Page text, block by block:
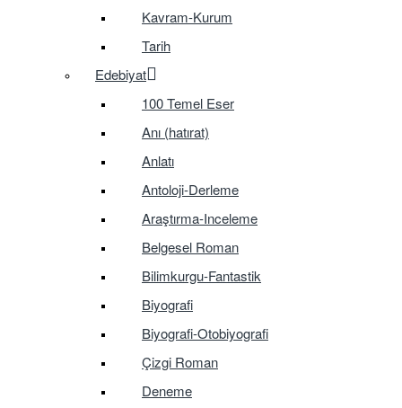
Kavram-Kurum
Tarih
Edebiyat
100 Temel Eser
Anı (hatırat)
Anlatı
Antoloji-Derleme
Araştırma-Inceleme
Belgesel Roman
Bilimkurgu-Fantastik
Biyografi
Biyografi-Otobiyografi
Çizgi Roman
Deneme